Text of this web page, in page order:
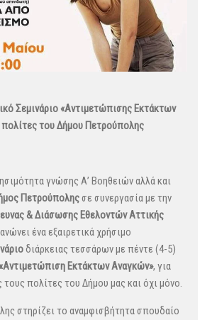
Σεμινάριο «Αντιμετώπισης Εκτάκτων
του Δήμου Πετρούπολης
γνώσης Α’ Βοηθειών αλλά και
Πετρούποληςσε συνεργασία με την
& Διάσωσης Εθελοντών Αττικής
ένα εξαιρετικά χρήσιμο
διάρκειας τεσσάρων με πέντε (4-5)
Εκτάκτων Αναγκών», για
πολίτες του Δήμου μας και όχι μόνο.
στηρίζει το αναμφισβήτητα σπουδαίο